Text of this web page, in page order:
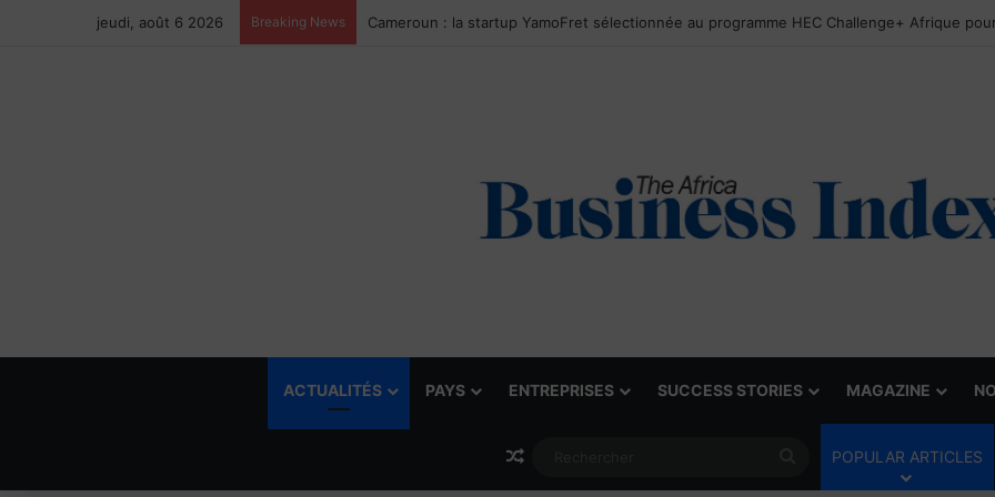
jeudi, août 6 2026 Breaking News
ACTUALITÉS PAYS ENTREPRISES SUCCESS STORIES MAGAZINE
Article Aléatoire Rechercher
POPULAR ARTICLES